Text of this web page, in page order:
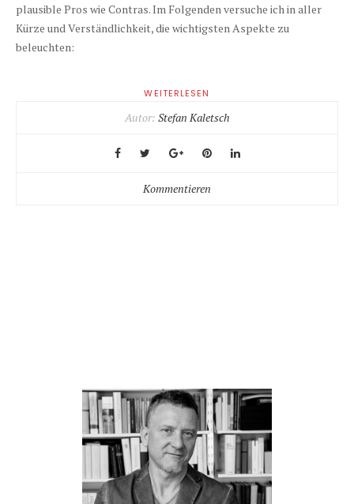
plausible Pros wie Contras. Im Folgenden versuche ich in aller
Kürze und Verständlichkeit, die wichtigsten Aspekte zu
beleuchten:
WEITERLESEN
Autor: Stefan Kaletsch
Kommentieren